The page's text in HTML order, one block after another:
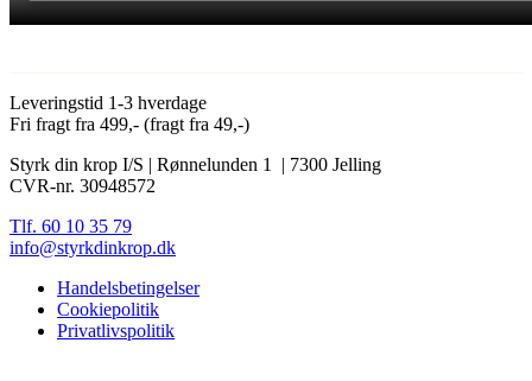
Leveringstid 1-3 hverdage
Fri fragt fra 499,- (fragt fra 49,-)
Styrk din krop I/S | Rønnelunden 1 | 7300 Jelling
CVR-nr. 30948572
Tlf. 60 10 35 79
info@styrkdinkrop.dk
Handelsbetingelser
Cookiepolitik
Privatlivspolitik